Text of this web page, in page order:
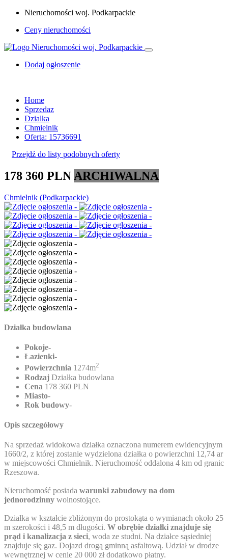
Nieruchomości woj. Podkarpackie
Ceny nieruchomości
Dodaj ogłoszenie
Home
Sprzedaz
Dzialka
Chmielnik
Oferta: 15736691
Przejdź do listy podobnych oferty
178 360 PLN ARCHIWALNA
Chmielnik (Podkarpackie)
Działka budowlana
Pokoje-
Łazienki-
Powierzchnia 1274m2
Rodzaj Działka budowlana
Cena 178 360 PLN
Miasto-
Rok budowy-
Opis szczegółowy
Na sprzedaż widokowa działka oznaczona numerem ewidencyjnym
1660/2, z której zostanie wydzielona działka o powierzchni 12,74 ar
w miejscowości Chmielnik. Nieruchomość oddalona 4 km od granic
Rzeszowa.
Nieruchomość posiada warunki zabudowy na dom
jednorodzinny wolnostojące.
Działka w kształcie zbliżonym do prostokąta o wymianach około 25
m szerokości i 48,5 m długości. W obrębie działki znajduje się
prąd i kanalizacja z sieci, woda ze studni. Na działce sąsiedniej
znajduje się gaz. Dojazd drogą gminną asfaltową. Udział w drodze
wewnętrznej w cenie 20 000 zł dodatkowo płatny.